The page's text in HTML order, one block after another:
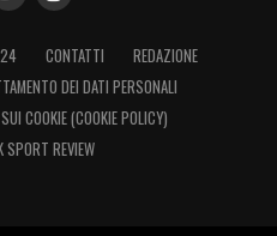
24 CONTATTI
REDAZIONE
DEI DATI PERSONALI
COOKIE (COOKIE POLICY)
SPORT REVIEW